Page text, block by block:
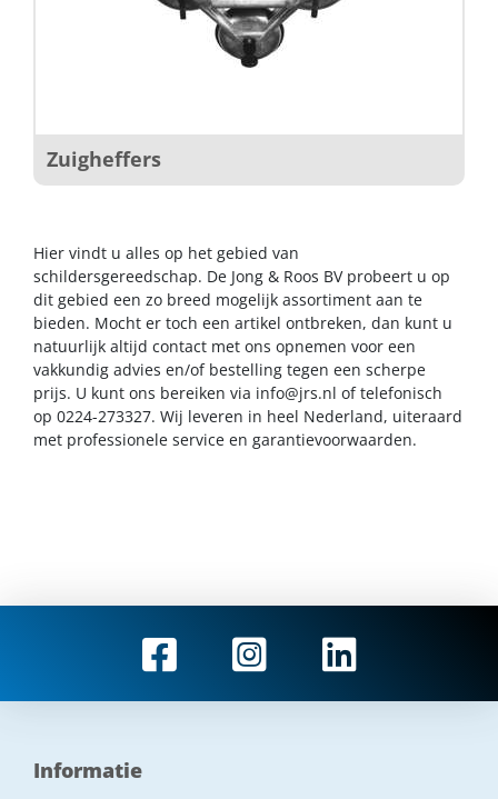
Zuigheffers
Hier vindt u alles op het gebied van
schildersgereedschap. De Jong & Roos BV probeert u op
dit gebied een zo breed mogelijk assortiment aan te
bieden. Mocht er toch een artikel ontbreken, dan kunt u
natuurlijk altijd contact met ons opnemen voor een
vakkundig advies en/of bestelling tegen een scherpe
prijs. U kunt ons bereiken via info@jrs.nl of telefonisch
op 0224-273327. Wij leveren in heel Nederland, uiteraard
met professionele service en garantievoorwaarden.
Informatie